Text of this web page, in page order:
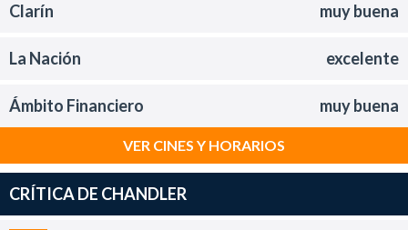
Clarín muy buena
La Nación excelente
Ámbito Financiero muy buena
VER CINES Y HORARIOS
CRÍTICA DE CHANDLER